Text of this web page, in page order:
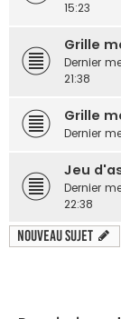
15:23
Grille
Dernier
21:38
Grille
Dernier
Jeu
Dernier
22:38
Nouveau sujet